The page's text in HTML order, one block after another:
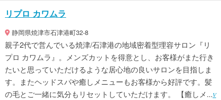
リプロ カワムラ
静岡県焼津市石津港町32-8
親子2代で営んでいる焼津/石津港の地域密着型理容サロン『リ
プロ カワムラ』。メンズカットを得意とし、お客様がまた行き
たいと思っていただけるような居心地の良いサロンを目指しま
す。またヘッドスパや癒しメニューもお客様から好評です。髪
の毛とご一緒に気分もリセットしていただけます。 【癒しメ...V